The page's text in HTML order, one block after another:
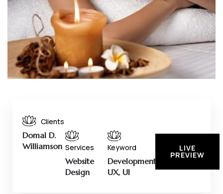
Clients
Domal D.
Williamson Services
Website
Design
Keyword
Development,
UX, UI
LIVE
PREVIEW